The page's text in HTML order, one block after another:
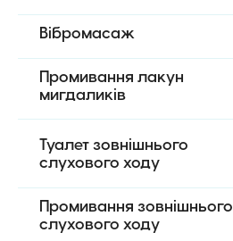
Вібромасаж
Промивання лакун
мигдаликів
Туалет зовнішнього
слухового ходу
Промивання зовнішнього
слухового ходу